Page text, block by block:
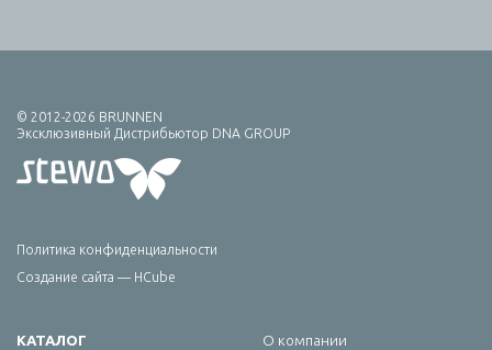
© 2012-2026 BRUNNEN
Эксклюзивный Дистрибьютор DNA GROUP
Политика конфиденциальности
Создание сайта — HCube
КАТАЛОГ О компании